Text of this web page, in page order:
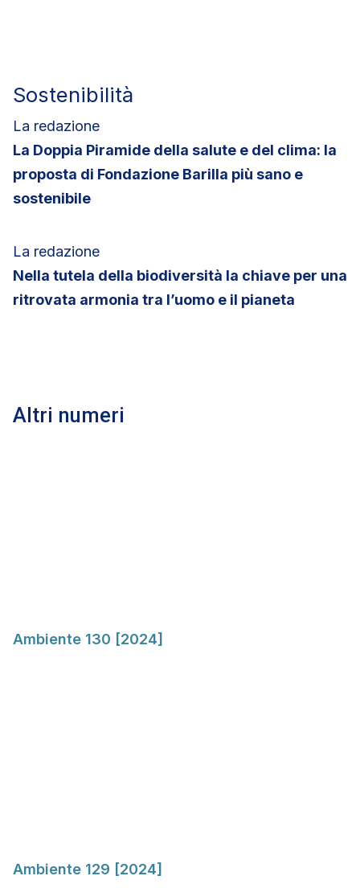
Sostenibilità
La redazione
La Doppia Piramide della salute e del clima: la
proposta di Fondazione Barilla più sano e
sostenibile
La redazione
Nella tutela della biodiversità la chiave per una
ritrovata armonia tra l’uomo e il pianeta
Altri numeri
Ambiente 130 [2024]
Ambiente 129 [2024]